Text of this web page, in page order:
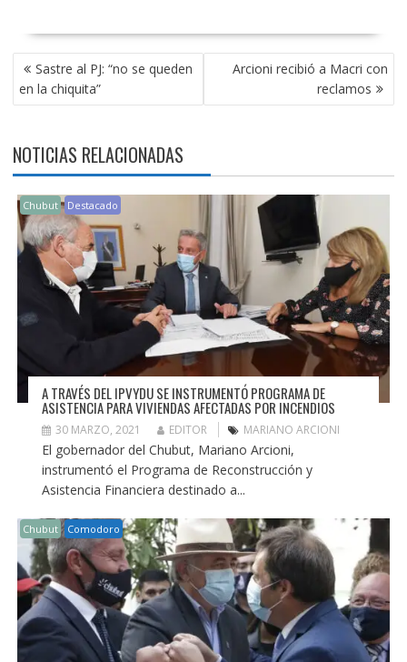
NAVEGACIÓN
DE
ENTRADAS
Sastre al PJ: “no se queden
en la chiquita”
Arcioni recibió a Macri con
reclamos
NOTICIAS RELACIONADAS
Chubut Destacado
A TRAVÉS DEL IPVYDU SE INSTRUMENTÓ PROGRAMA DE
ASISTENCIA PARA VIVIENDAS AFECTADAS POR INCENDIOS
30 MARZO, 2021 EDITOR MARIANO ARCIONI
El gobernador del Chubut, Mariano Arcioni,
instrumentó el Programa de Reconstrucción y
Asistencia Financiera destinado a...
Chubut Comodoro